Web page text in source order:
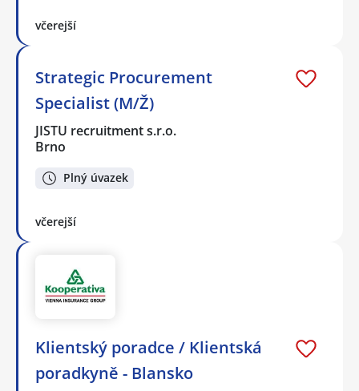
včerejší
Strategic Procurement
Specialist (M/Ž)
JISTU recruitment s.r.o.
Brno
Plný úvazek
včerejší
Klientský poradce / Klientská
poradkyně - Blansko